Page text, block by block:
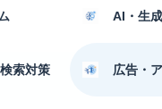
AI・生
索対策 広告・